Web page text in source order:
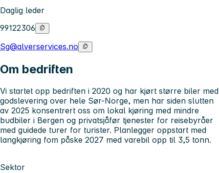
Daglig leder
99122306
Sg@alverservices.no
Om bedriften
Vi startet opp bedriften i 2020 og har kjørt større biler med
godslevering over hele Sør-Norge, men har siden slutten
av 2025 konsentrert oss om lokal kjøring med mindre
budbiler i Bergen og privatsjåfør tjenester for reisebyråer
med guidede turer for turister. Planlegger oppstart med
langkjøring fom påske 2027 med varebil opp til 3,5 tonn.
Sektor